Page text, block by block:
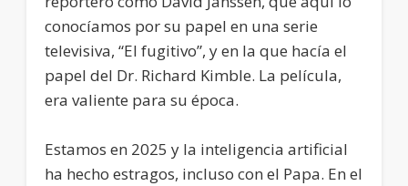
conocíamos por su papel en una serie
televisiva, “El fugitivo”, y en la que hacía el
papel del Dr. Richard Kimble. La película,
era valiente para su época.
Estamos en 2025 y la inteligencia artificial
ha hecho estragos, incluso con el Papa. En el